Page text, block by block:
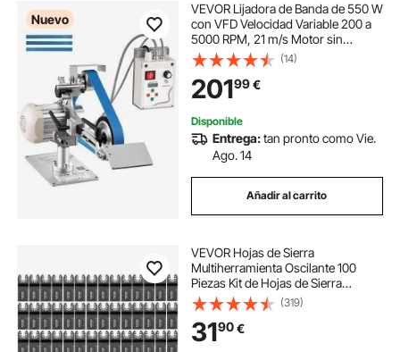
Nuevo
VEVOR Lijadora de Banda de 550 W
con VFD Velocidad Variable 200 a
5000 RPM, 21 m/s Motor sin
Escobillas, Amoladora de Lijado
762 x 25,4 mm, 2 Modos, 3 Bandas
para Metal Madera Cuchillos Acero
Taller
(14)
20199€
Disponible
Entrega:tan pronto como Vie.
Ago. 14
Añadir al carrito
VEVOR Hojas de Sierra
Multiherramienta Oscilante 100
Piezas Kit de Hojas de Sierra
Oscilante Cuchillas de
Herramientas Oscilantes Material
de HCS con Caja de Plástico para
Madera y Metal
(319)
3190€